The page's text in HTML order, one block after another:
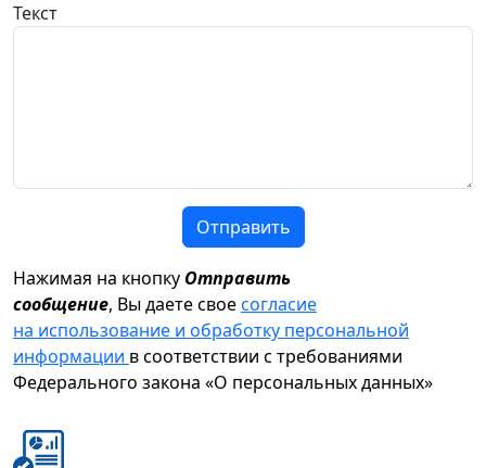
Текст
Отправить
Нажимая на кнопку Отправить
сообщение, Вы даете своесогласие
на использование и обработку персональной
информации в соответствии с требованиями
Федерального закона «О персональных данных»